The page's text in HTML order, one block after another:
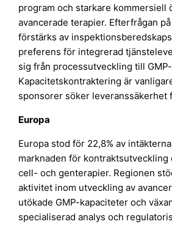
program och starkare kommersiell
avancerade terapier. Efterfrågan
förstärks av
preferens för integrerad
sig från processutveckling till
Kapacitetskontraktering är
sponsorer söker leveranssäkerhet
Europa
Europa stod för 22,8% av
marknaden för
cell- och genterapier. Regionen
aktivitet inom utveckling av
utökade GMP-kapaciteter och
specialiserad analys och